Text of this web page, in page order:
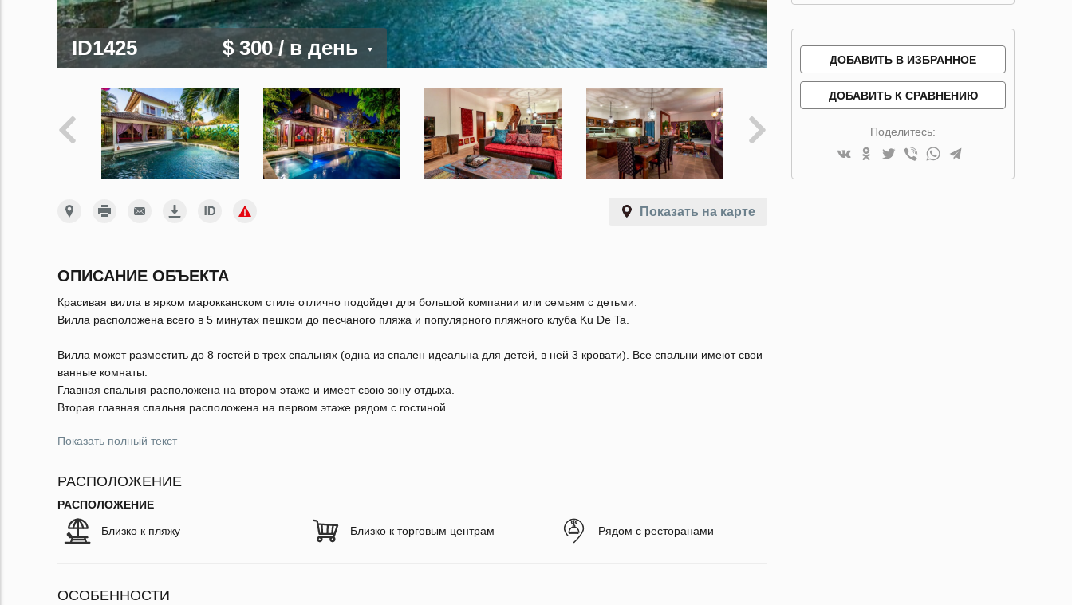
ID1425 $ 300/ в день
Показать на карте
ОПИСАНИЕ ОБЪЕКТА
Красивая вилла в ярком мaрокканском стиле отлично подойдет для большой компании или семьям с детьми.
Вилла расположена всего в 5 минутах пешком до песчаного пляжа и популярного пляжного клуба Ku De Ta.
Вилла может разместить до 8 гостей в трех спальнях (одна из спален идеальна для детей, в ней 3 кровати). Все спальни имеют свои
ванные комнаты.
Главная спальня расположена на втором этаже и имеет свою зону отдыха.
Вторая главная спальня расположена на первом этаже рядом с гостиной.
Показать полный текст
РАСПОЛОЖЕНИЕ
РАСПОЛОЖЕНИЕ
Близко к пляжу Близко к торговым центрам Рядом с ресторанами
ОСОБЕННОСТИ
ДОБАВИТЬ В ИЗБРАННОЕ
ДОБАВИТЬ К СРАВНЕНИЮ
Поделитесь: